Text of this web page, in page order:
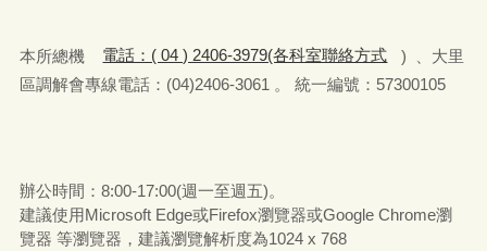
本所總機 電話：( 04 ) 2406-3979(各科室聯絡方式
) 、大里
區調解會專線電話：(04)2406-3061 。 統一編號：57300105
辦公時間：8:00-17:00(週一至週五)。
建議使用Microsoft Edge或Firefox瀏覽器或Google Chrome瀏
覽器 等瀏覽器，建議瀏覽解析度為1024 x 768